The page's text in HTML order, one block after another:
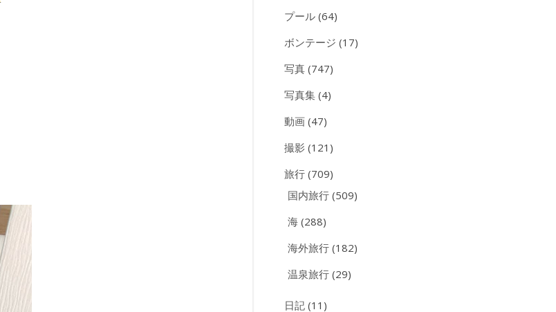
プール (64)
ボンテージ (17)
写真 (747)
写真集 (4)
動画 (47)
撮影 (121)
旅行 (709)
国内旅行 (509)
海 (288)
海外旅行 (182)
温泉旅行 (29)
日記 (11)